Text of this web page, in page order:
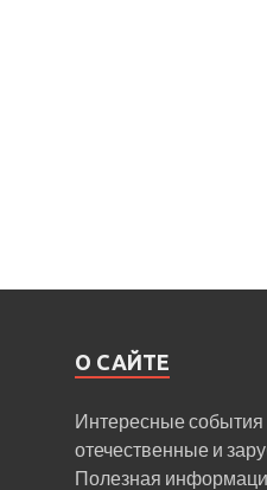
О САЙТЕ
Интересные события
отечественные и
Полезная